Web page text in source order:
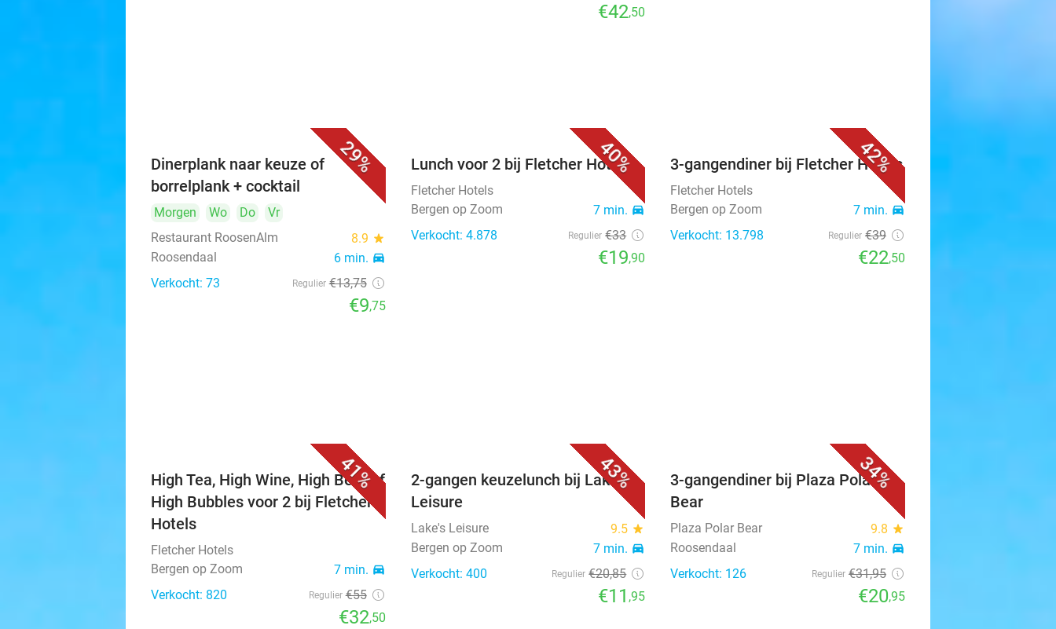
€42,50
29%
Dinerplank naar keuze of
borrelplank + cocktail
Morgen Wo Do
Vr
Restaurant RoosenAlm
8.9 star
Roosendaal 6 min. directions_car
Verkocht: 73 Regulier €13,75
€9,75
40%
Lunch voor 2 bij Fletcher Hotels
Fletcher Hotels
Bergen op Zoom
7 min. directions_car
Verkocht: 4.878 Regulier €33
€19,90
42%
3-gangendiner bij Fletcher Hotels
Fletcher Hotels
Bergen op Zoom
7 min. directions_car
Verkocht: 13.798 Regulier €39
€22,50
41%
High Tea, High Wine, High Beer of
High Bubbles voor 2 bij Fletcher
Hotels
Fletcher Hotels
Bergen op Zoom
7 min. directions_car
Verkocht: 820 Regulier €55
€32,50
43%
2-gangen keuzelunch bij Lake's
Leisure
Lake's Leisure 9.5 star
Bergen op Zoom 7 min. directions_car
Verkocht: 400 Regulier €20,85
€11,95
34%
3-gangendiner bij Plaza Polar
Bear
Plaza Polar Bear 9.8 star
Roosendaal 7 min. directions_car
Verkocht: 126 Regulier €31,95
€20,95